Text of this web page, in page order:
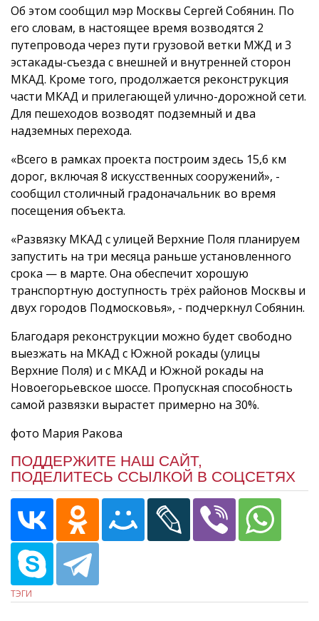
Об этом сообщил мэр Москвы Сергей Собянин. По
его словам, в настоящее время возводятся 2
путепровода через пути грузовой ветки МЖД и 3
эстакады-съезда с внешней и внутренней сторон
МКАД. Кроме того, продолжается реконструкция
части МКАД и прилегающей улично-дорожной сети.
Для пешеходов возводят подземный и два
надземных перехода.
«Всего в рамках проекта построим здесь 15,6 км
дорог, включая 8 искусственных сооружений», -
сообщил столичный градоначальник во время
посещения объекта.
«Развязку МКАД с улицей Верхние Поля планируем
запустить на три месяца раньше установленного
срока — в марте. Она обеспечит хорошую
транспортную доступность трёх районов Москвы и
двух городов Подмосковья», - подчеркнул Собянин.
Благодаря реконструкции можно будет свободно
выезжать на МКАД с Южной рокады (улицы
Верхние Поля) и с МКАД и Южной рокады на
Новоегорьевское шоссе. Пропускная способность
самой развязки вырастет примерно на 30%.
фото Мария Ракова
ПОДДЕРЖИТЕ НАШ САЙТ,
ПОДЕЛИТЕСЬ ССЫЛКОЙ В СОЦСЕТЯХ
ТЭГИ